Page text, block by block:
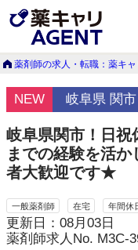
薬剤師の求人・転職：薬キ
NEW 岐阜県 関市
岐阜県関市！日祝
までの経験を活
者大歓迎です★
一般薬剤師 在宅 年間休
更新日：08月03日
薬剤師求人No. M3C-